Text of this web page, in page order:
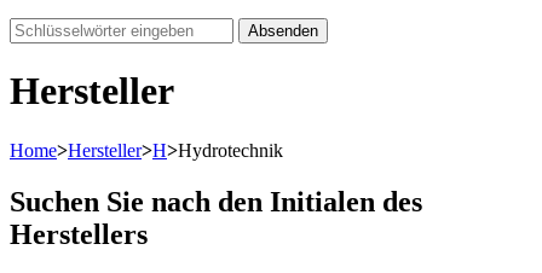
Absenden
Hersteller
Home>Hersteller>H>Hydrotechnik
Suchen Sie nach den Initialen des
Herstellers